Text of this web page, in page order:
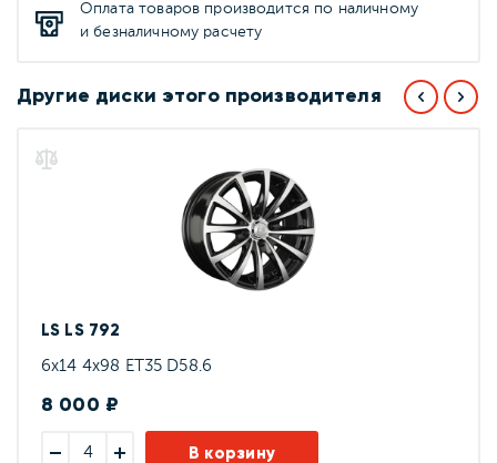
Оплата товаров производится по наличному
и безналичному расчету
Другие диски этого производителя
LS LS 792
6x14 4x98 ET35 D58.6
8 000 ₽
В корзину